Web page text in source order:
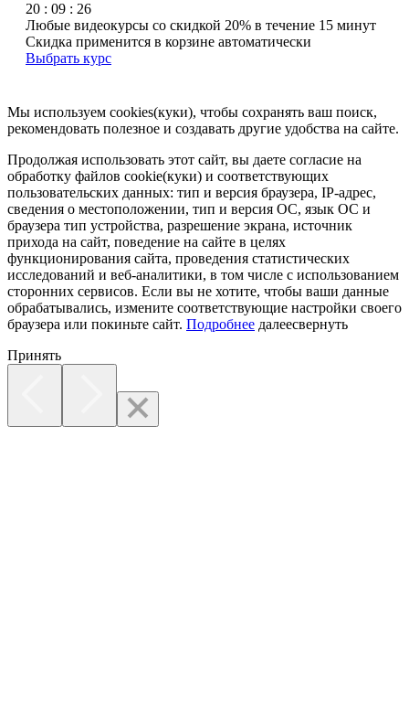
20 : 09 : 26
Любые видеокурсы со скидкой 20% в течение 15 минут
Скидка применится в корзине автоматически
Выбрать курс
Мы используем cookies(куки), чтобы сохранять ваш поиск,
рекомендовать полезное и создавать другие удобства на сайте.
Продолжая использовать этот сайт, вы даете согласие на
обработку файлов cookie(куки) и соответствующих
пользовательских данных: тип и версия браузера, IP-адрес,
сведения о местоположении, тип и версия ОС, язык ОС и
браузера тип устройства, разрешение экрана, источник
прихода на сайт, поведение на сайте в целях
функционирования сайта, проведения статистических
исследований и веб-аналитики, в том числе с использованием
сторонних сервисов. Если вы не хотите, чтобы ваши данные
обрабатывались, измените соответствующие настройки своего
браузера или покиньте сайт. Подробнее далеесвернуть
Принять